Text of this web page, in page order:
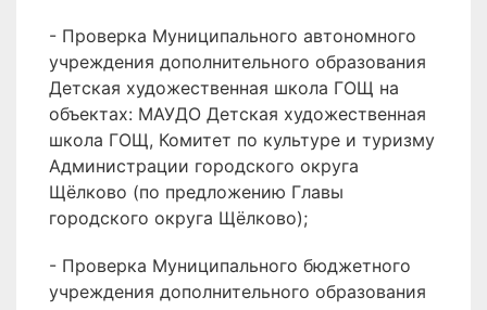
- Проверка Муниципального автономного
учреждения дополнительного образования
Детская художественная школа ГОЩ на
объектах: МАУДО Детская художественная
школа ГОЩ, Комитет по культуре и туризму
Администрации городского округа
Щёлково (по предложению Главы
городского округа Щёлково);
- Проверка Муниципального бюджетного
учреждения дополнительного образования